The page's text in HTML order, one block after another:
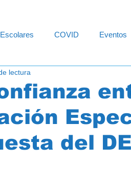
COVID Eventos
Educación Especial
del DE
lectura